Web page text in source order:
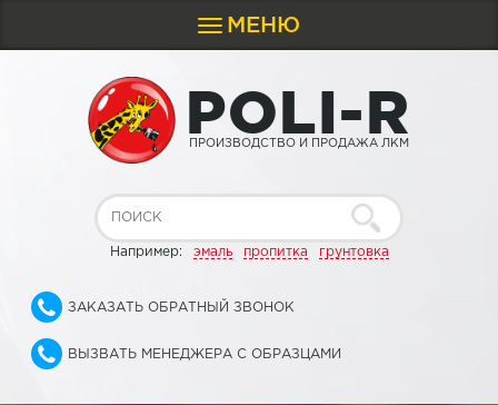
Toggle
navigation
МЕНЮ
POLI-R
ПРОИЗВОДСТВО И ПРОДАЖА ЛКМ
Например: эмаль пропитка грунтовка
ЗАКАЗАТЬ ОБРАТНЫЙ ЗВОНОК
ВЫЗВАТЬ МЕНЕДЖЕРА С ОБРАЗЦАМИ